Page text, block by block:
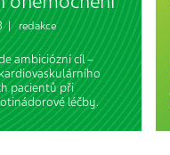
| redakce
ambiciózní cíl –
pacientů při
léčby.